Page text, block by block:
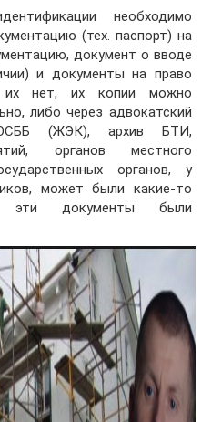
необходимо
(тех. паспорт) на
документ о вводе
и документы на право
их нет, их копии можно
либо через адвокатский
(ЖЭК), архив БТИ,
органов местного
органов, у
может были какие-то
эти документы были